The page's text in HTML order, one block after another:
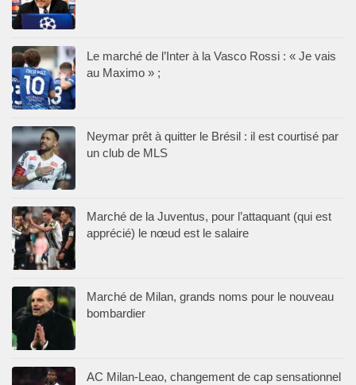
Le marché de l’Inter à la Vasco Rossi : « Je vais
au Maximo » ;
Neymar prêt à quitter le Brésil : il est courtisé par
un club de MLS
Marché de la Juventus, pour l’attaquant (qui est
apprécié) le nœud est le salaire
Marché de Milan, grands noms pour le nouveau
bombardier
AC Milan-Leao, changement de cap sensationnel